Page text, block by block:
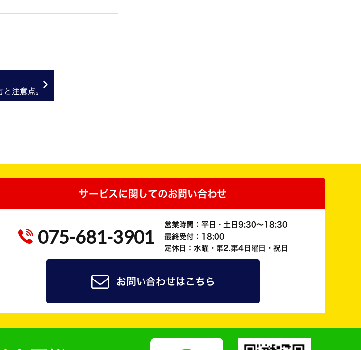
注意点。
サービスに関してのお問い合わせ
075-681-3901
営業時間：平日・土日9:30～18:30
最終受付：18:00
定休日：水曜・第2.第4日曜日・祝日
お問い合わせはこちら